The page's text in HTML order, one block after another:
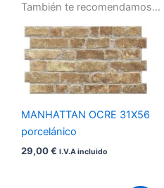
También te recomendamos…
MANHATTAN OCRE 31X56
porcelánico
29,00€ I.V.A incluido